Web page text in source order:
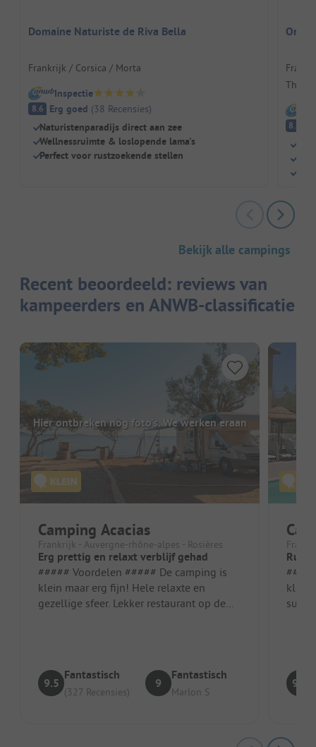
Domaine Naturiste de Riva Bella
Frankrijk / Corsica / Morta
Inspectie
8.6 Erg goed (38 Recensies)
Naturistenparadijs direct aan zee
Wellnessruimte & loslopende lama's
Perfect voor rustzoekende stellen
8.8
Bekijk alle campings
Recent beoordeeld: reviews van
kampeerders en ANWB-classificatie
Hier ontbreken nog foto's. We werken eraan
Camping Acacias
Frankrijk - Auvergne-rhône-alpes - Rosières
Erg prettig en relaxt verblijf gehad
##### Voordelen ##### De camping is
klein maar erg fijn! Hele relaxte en
gezellige sfeer. Lekker restaurant op de
9.5
Fantastisch
(327 Recensies)
9
Fantastisch
Marlon S
Rust
#####
9.4